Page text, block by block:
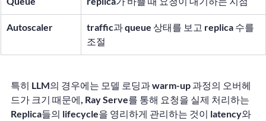
Autoscaler
traffic과 queue 상태를 보고 replica 수를
조절
특히 LLM의 경우에는 모델 로딩과 warm-up 과정의 오버헤
드가 크기 때문에, Ray Serve를 통해 요청을 실제 처리하는
Replica들의 lifecycle을 영리하게 관리하는 것이 latency와